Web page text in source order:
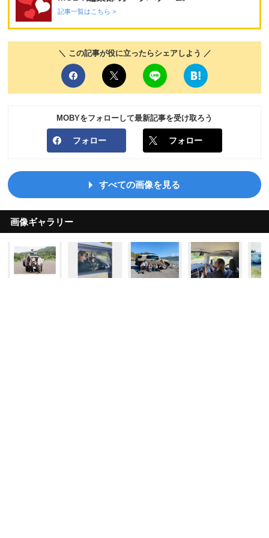
記事一覧はこちら >
＼ この記事が役に立ったらシェアしよう ／
MOBYをフォローして最新記事を受け取ろう
フォロー フォロー
すべての画像を見る
画像ギャラリー